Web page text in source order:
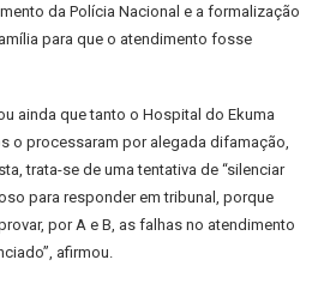
da Polícia Nacional e a formalização
para que o atendimento fosse
ainda que tanto o Hospital do Ekuma
o processaram por alegada difamação,
trata-se de uma tentativa de “silenciar
para responder em tribunal, porque
por A e B, as falhas no atendimento
afirmou.